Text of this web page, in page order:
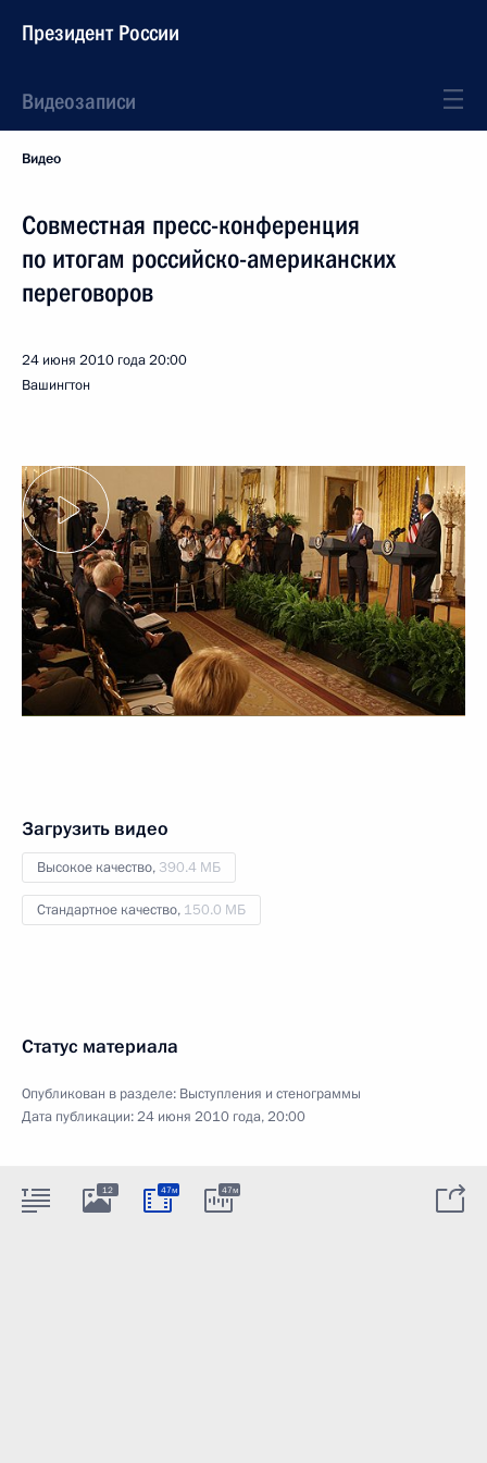
Президент России
Видеозаписи
Видео
Совместная пресс-конференция
по итогам российско-американских
переговоров
24 июня 2010 года20:00
Вашингтон
Загрузить видео
Высокое качество, 390.4 МБ
Стандартное качество, 150.0 МБ
Статус материала
Опубликован в разделе: Выступления и стенограммы
Дата публикации:24 июня 2010 года, 20:00
12 47м 47м